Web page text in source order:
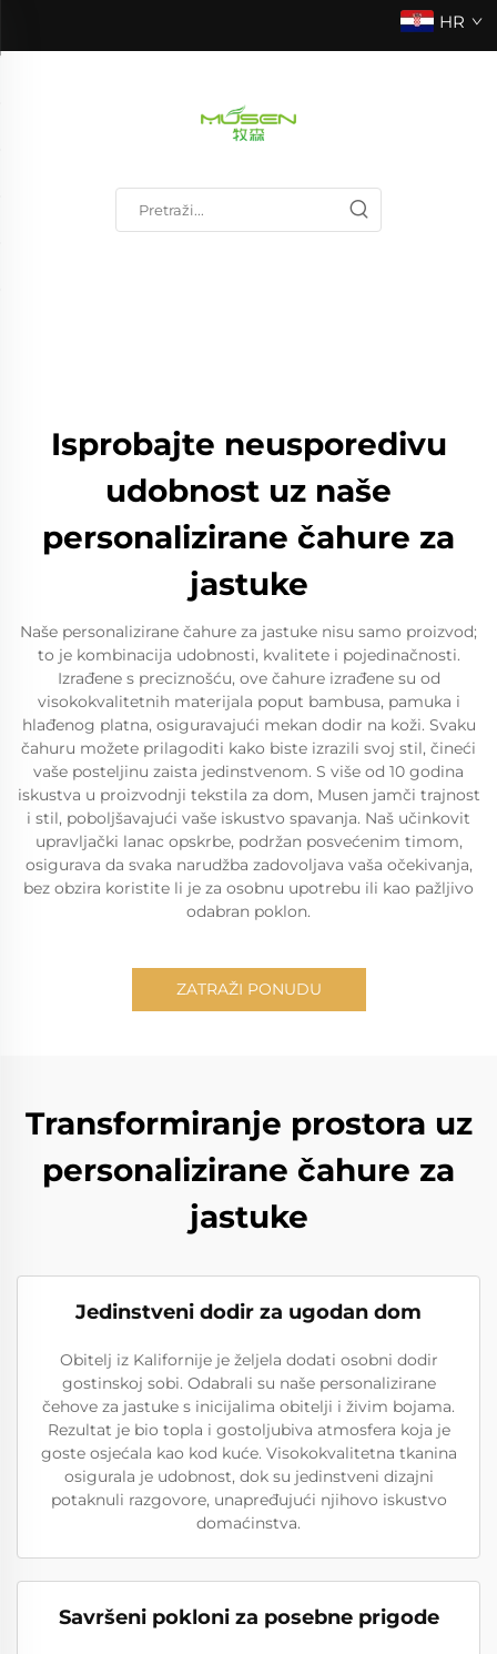
HR
Isprobajte neusporedivu
udobnost uz naše
personalizirane čahure za
jastuke
Naše personalizirane čahure za jastuke nisu samo proizvod;
to je kombinacija udobnosti, kvalitete i pojedinačnosti.
Izrađene s preciznošću, ove čahure izrađene su od
visokokvalitetnih materijala poput bambusa, pamuka i
hlađenog platna, osiguravajući mekan dodir na koži. Svaku
čahuru možete prilagoditi kako biste izrazili svoj stil, čineći
vaše posteljinu zaista jedinstvenom. S više od 10 godina
iskustva u proizvodnji tekstila za dom, Musen jamči trajnost
i stil, poboljšavajući vaše iskustvo spavanja. Naš učinkovit
upravljački lanac opskrbe, podržan posvećenim timom,
osigurava da svaka narudžba zadovoljava vaša očekivanja,
bez obzira koristite li je za osobnu upotrebu ili kao pažljivo
odabran poklon.
ZATRAŽI PONUDU
Transformiranje prostora uz
personalizirane čahure za
jastuke
Jedinstveni dodir za ugodan dom
Obitelj iz Kalifornije je željela dodati osobni dodir
gostinskoj sobi. Odabrali su naše personalizirane
čehove za jastuke s inicijalima obitelji i živim bojama.
Rezultat je bio topla i gostoljubiva atmosfera koja je
goste osjećala kao kod kuće. Visokokvalitetna tkanina
osigurala je udobnost, dok su jedinstveni dizajni
potaknuli razgovore, unapređujući njihovo iskustvo
domaćinstva.
Savršeni pokloni za posebne prigode